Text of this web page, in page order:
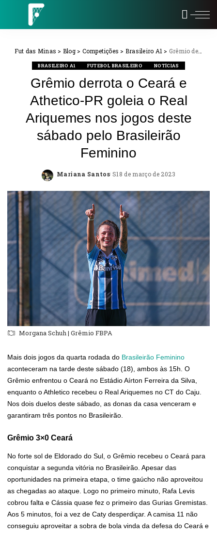
Fut das Minas > Blog> Competições > Brasileiro A1 > Grêmio derrota o Ceará e Athetico-PR goleia o Real Ariquemes nos jogos deste sábado pelo Brasileirão Feminino
BRASILEIRO A1 FUTEBOL BRASILEIRO NOTÍCIAS
Grêmio derrota o Ceará e
Athetico-PR goleia o Real
Ariquemes nos jogos deste
sábado pelo Brasileirão
Feminino
Posted
Mariana Santos 18 de março de 2023
Morgana Schuh | Grêmio FBPA
Mais dois jogos da quarta rodada do Brasileirão Feminino
aconteceram na tarde deste sábado (18), ambos às 15h. O
Grêmio enfrentou o Ceará no Estádio Aírton Ferreira da Silva,
enquanto o Athletico recebeu o Real Ariquemes no CT do Caju.
Nos dois duelos deste sábado, as donas da casa venceram e
garantiram três pontos no Brasileirão.
Grêmio 3×0 Ceará
No forte sol de Eldorado do Sul, o Grêmio recebeu o Ceará para
conquistar a segunda vitória no Brasileirão. Apesar das
oportunidades na primeira etapa, o time gaúcho não aproveitou
as chegadas ao ataque. Logo no primeiro minuto, Rafa Levis
cobrou falta e Cássia quase fez o primeiro das Gurias Gremistas.
Aos 5 minutos, foi a vez de Caty desperdiçar. A camisa 11 não
conseguiu aproveitar a sobra de bola vinda da defesa do Ceará e